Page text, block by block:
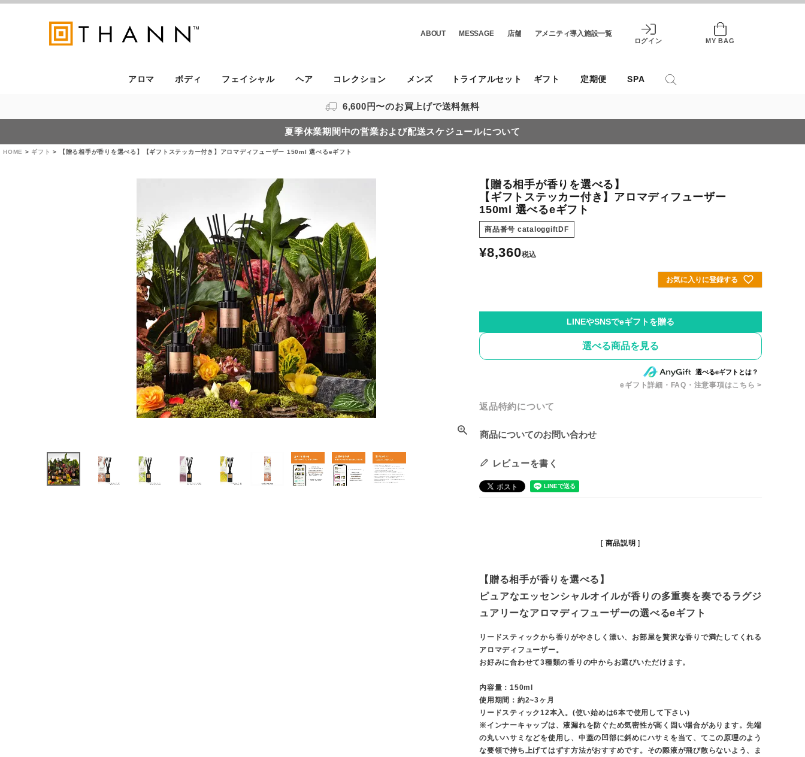
ABOUT MESSAGE 店舗 アメニティ導入施設一覧
ログイン MY BAG
アロマ ボディ フェイシャル ヘア コレクション メンズ トライアルセット ギフト 定期便 SPA
6,600円〜のお買上げで送料無料
夏季休業期間中の営業および配送スケジュールについて
HOME ギフト 【贈る相手が香りを選べる】【ギフトステッカー付き】アロマディフューザー 150ml 選べるeギフト
【贈る相手が香りを選べる】
【ギフトステッカー付き】アロマディフューザー
150ml 選べるeギフト
商品番号 cataloggiftDF
¥8,360税込
お気に入りに登録する
選べる商品を見る
eギフト詳細・FAQ・注意事項はこちら >
返品特約について
商品についてのお問い合わせ
レビューを書く
商品説明
【贈る相手が香りを選べる】
ピュアなエッセンシャルオイルが香りの多重奏を奏でるラグジ
ュアリーなアロマディフューザーの選べるeギフト
リードスティックから香りがやさしく漂い、お部屋を贅沢な香りで満たしてくれる
アロマディフューザー。
お好みに合わせて3種類の香りの中からお選びいただけます。
内容量：150ml
使用期間：約2~3ヶ月
リードスティック12本入。(使い始めは6本で使用して下さい)
※インナーキャップは、液漏れを防ぐため気密性が高く固い場合があります。先端
の丸いハサミなどを使用し、中蓋の凹部に斜めにハサミを当て、てこの原理のよう
な要領で持ち上げてはずす方法がおすすめです。その際液が飛び散らないよう、ま